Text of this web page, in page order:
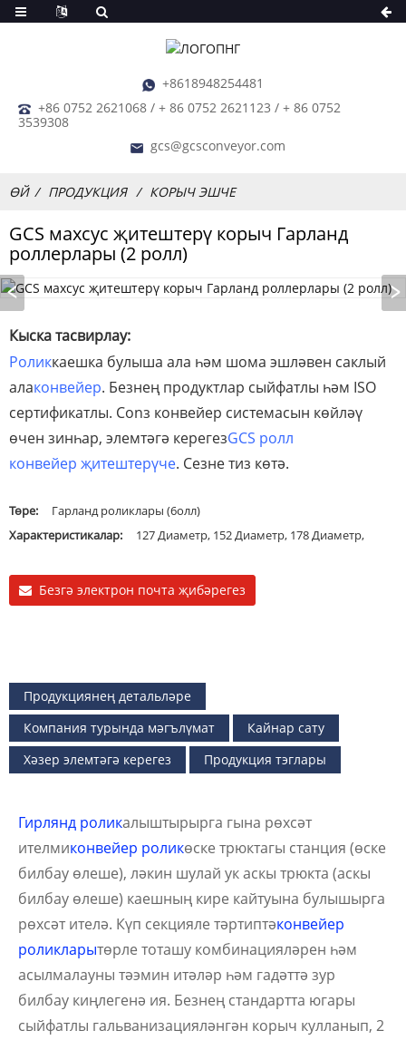
+8618948254481
+86 0752 2621068 / + 86 0752 2621123 / + 86 0752
3539308
gcs@gcsconveyor.com
ӨЙ ПРОДУКЦИЯ КОРЫЧ ЭШЧЕ
GCS махсус җитештерү корыч Гарланд
роллерлары (2 ролл)
Кыска тасвирлау:
Роликкаешка булыша ала һәм шома эшләвен саклый
алаконвейер. Безнең продуктлар сыйфатлы һәм ISO
сертификатлы. Conз конвейер системасын көйләү
өчен зинһар, элемтәгә керегезGCS ролл
конвейер җитештерүче. Сезне тиз көтә.
Төре:
Гарланд роликлары (6олл)
Характеристикалар:
127 Диаметр, 152 Диаметр, 178 Диаметр,
Безгә электрон почта җибәрегез
Продукциянең детальләре
Компания турында мәгълүмат
Кайнар сату
Хәзер элемтәгә керегез
Продукция тэглары
Гирлянд роликалыштырырга гына рөхсәт
ителмиконвейер роликөске трюктагы станция (өске
билбау өлеше), ләкин шулай ук ​​аскы трюкта (аскы
билбау өлеше) каешның кире кайтуына булышырга
рөхсәт ителә. Күп секцияле тәртиптәконвейер
роликларытөрле тоташу комбинацияләрен һәм
асылмалауны тәэмин итәләр һәм гадәттә зур
билбау киңлегенә ия. Безнең стандартта югары
сыйфатлы гальванизацияләнгән корыч кулланып, 2